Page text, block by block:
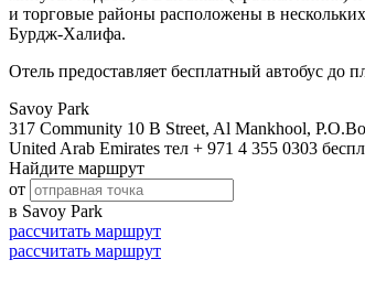
и торговые районы расположены в
Бурдж-Халифа.
Отель предоставляет бесплатный автобус
Savoy Park
317 Community 10 B Street, Al Mankhool,
United Arab Emirates тел + 971 4 355 0303
Найдите маршрут
от
в Savoy Park
рассчитать маршрут
рассчитать маршрут